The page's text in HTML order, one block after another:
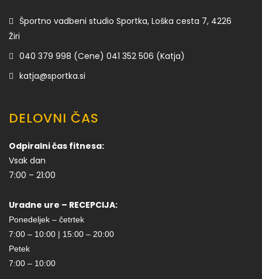
Športno vadbeni studio Sportka, Loška cesta 7, 4226
Žiri
040 379 998 (Cene) 041 352 506 (Katja)
katja@sportka.si
DELOVNI ČAS
Odpiralni čas fitnesa:
Vsak dan
7:00 – 21:00
Uradne ure – RECEPCIJA:
Ponedeljek – četrtek
7:00 – 10:00 | 15:00 – 20:00
Petek
7:00 – 10:00